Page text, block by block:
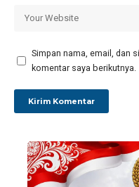
Simpan nama, email, dan
komentar saya berikutnya.